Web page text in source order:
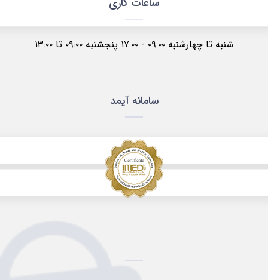
شنبه تا چهارشنبه ۰۹:۰۰ - ۱۷:۰۰ پنجشنبه ۰۹:۰۰ تا ۱۳:۰۰
سامانه آیمد